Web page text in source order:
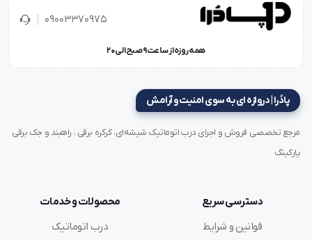
09003370975
همه روزه از ساعت 9 صبح الی 20
پادُرا | دروازه ای به سوی امنیت و آرامش
مرجع تخصصی فروش و اجرای درب اتوماتیک شیشه‌ای، کرکره برقی ، راهبند و جک برقی
پارکینگ
دسترسی سریع
قوانین و شرایط
محصولات و خدمات
درب اتوماتیک